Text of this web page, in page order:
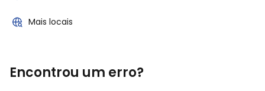
Mais locais
Encontrou um erro?